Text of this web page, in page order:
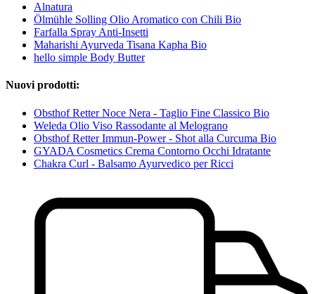
Alnatura
Ölmühle Solling Olio Aromatico con Chili Bio
Farfalla Spray Anti-Insetti
Maharishi Ayurveda Tisana Kapha Bio
hello simple Body Butter
Nuovi prodotti:
Obsthof Retter Noce Nera - Taglio Fine Classico Bio
Weleda Olio Viso Rassodante al Melograno
Obsthof Retter Immun-Power - Shot alla Curcuma Bio
GYADA Cosmetics Crema Contorno Occhi Idratante
Chakra Curl - Balsamo Ayurvedico per Ricci